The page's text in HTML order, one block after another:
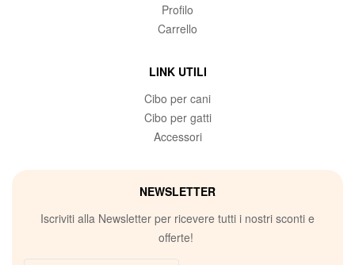
Profilo
Carrello
LINK UTILI
Cibo per cani
Cibo per gatti
Accessori
NEWSLETTER
Iscriviti alla Newsletter per ricevere tutti i nostri sconti e
offerte!